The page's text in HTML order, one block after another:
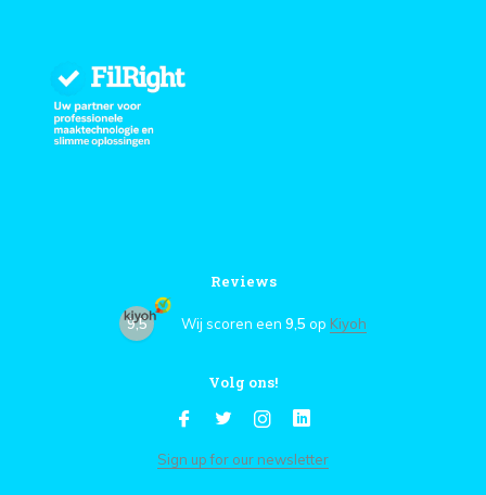
Reviews
9,5 Wij scoren een 9,5 op Kiyoh
Volg ons!
Sign up for our newsletter